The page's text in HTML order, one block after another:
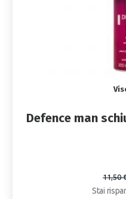
Defence man
11,50
Stai